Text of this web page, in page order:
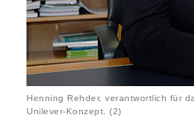
Henning Rehder, verantwortlich für
Unilever-Konzept. (2)